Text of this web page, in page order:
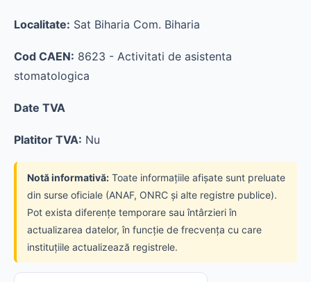
Localitate: Sat Biharia Com. Biharia
Cod CAEN: 8623 - Activitati de asistenta
stomatologica
Date TVA
Platitor TVA: Nu
Notă informativă: Toate informațiile afișate sunt preluate
din surse oficiale (ANAF, ONRC și alte registre publice).
Pot exista diferențe temporare sau întârzieri în
actualizarea datelor, în funcție de frecvența cu care
instituțiile actualizează registrele.